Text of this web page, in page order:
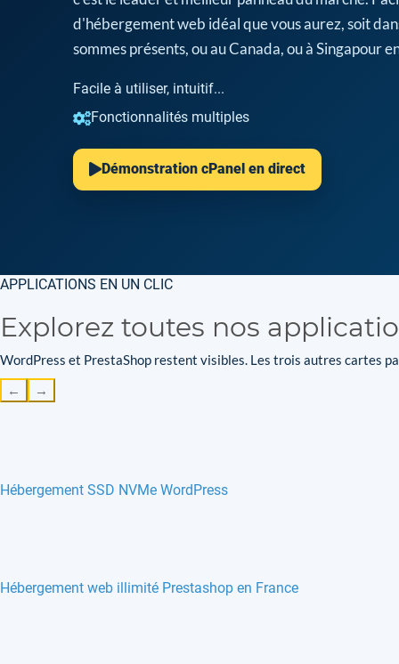
d'hébergement web idéal que vous aurez, soit
sommes présents, ou au Canada, ou à Singapour
Facile à utiliser, intuitif...
Fonctionnalités multiples
Démonstration cPanel en direct
APPLICATIONS EN UN CLIC
Explorez toutes nos
WordPress et PrestaShop restent visibles. Les trois autres cartes
← →
Hébergement SSD NVMe WordPress
Hébergement web illimité Prestashop en France